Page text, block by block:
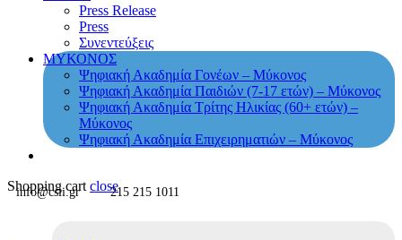
Press Release
Press
Συνεντεύξεις
ΜΥΚΟΝΟΣ
Ψηφιακή Ακαδημία Γονέων – Μύκονος
Ψηφιακή Ακαδημία Παιδιών (7-17 ετών) – Μύκονος
Ψηφιακή Ακαδημία Τρίτης Ηλικίας (60+ ετών) –
Μύκονος
Ψηφιακή Ακαδημία Επιχειρηματιών – Μύκονος
Shopping cart close
info@csii.gr 215 215 1011